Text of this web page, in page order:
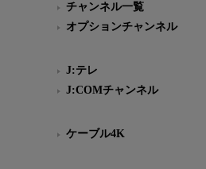
チャンネル一覧
オプションチャンネル
J:テレ
J:COMチャンネル
ケーブル4K